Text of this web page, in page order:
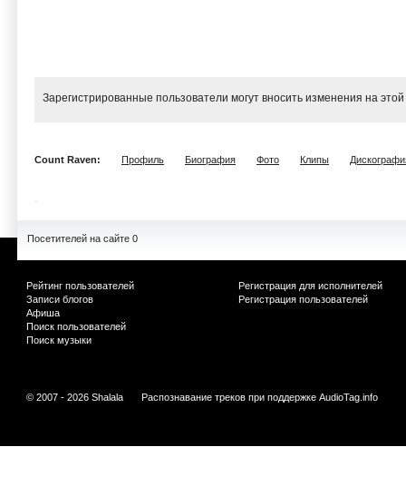
Зарегистрированные пользователи могут вносить изменения на
Count Raven: Профиль Биография Фото Клипы
Посетителей на сайте 0
Рейтинг пользователей
Записи блогов
Афиша
Поиск пользователей
Поиск музыки
Регистрация для исполнителей
Регистрация пользователей
© 2007 - 2026 Shalala Распознавание треков при поддержке AudioTag.info